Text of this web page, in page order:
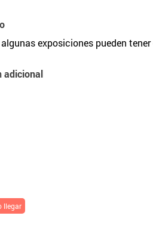
exposiciones pueden
adicional
llegar